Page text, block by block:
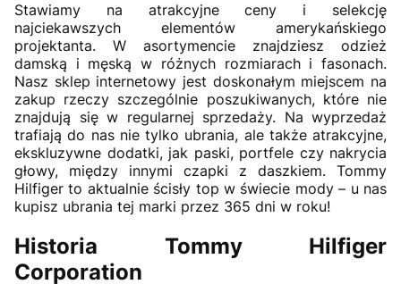
Stawiamy na atrakcyjne ceny i selekcję
najciekawszych elementów amerykańskiego
projektanta. W asortymencie znajdziesz odzież
damską i męską w różnych rozmiarach i fasonach.
Nasz sklep internetowy jest doskonałym miejscem na
zakup rzeczy szczególnie poszukiwanych, które nie
znajdują się w regularnej sprzedaży. Na wyprzedaż
trafiają do nas nie tylko ubrania, ale także atrakcyjne,
ekskluzywne dodatki, jak paski, portfele czy nakrycia
głowy, między innymi czapki z daszkiem. Tommy
Hilfiger to aktualnie ścisły top w świecie mody – u nas
kupisz ubrania tej marki przez 365 dni w roku!
Historia Tommy Hilfiger
Corporation